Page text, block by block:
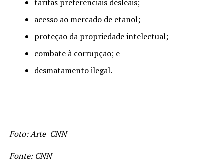
tarifas preferenciais desleais;
acesso ao mercado de etanol;
proteção da propriedade intelectual;
combate à corrupção; e
desmatamento ilegal.
Foto: Arte CNN
Fonte: CNN